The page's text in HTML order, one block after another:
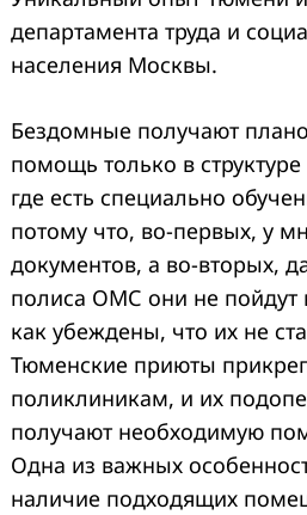
департамента труда и
населения Москвы.
Бездомные получают
помощь только в
где есть специально
потому что, во-первых, у
документов, а во-вторых,
полиса ОМС они не пойдут
как убеждены, что их не
Тюменские приюты
поликлиникам, и их
получают необходимую
Одна из важных
наличие подходящих